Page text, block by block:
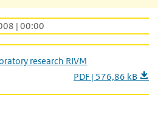
| 00:00
research RIVM
PDF | 576,86 kB